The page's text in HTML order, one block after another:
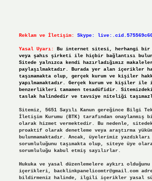
Reklam ve İletişim: Skype:
Yasal Uyarı:
Bu internet sitesi, herhangi bir
veya şahıs şirketi ile hiçbir bağlantısı
Sitede yalnızca kendi hazırladığımız
paylaşılmaktadır. Burada yer alan içerikler
taşımamakta olup, gerçek kurum ve kişiler
yapılmamaktadır. Gerçek kurum ve kişiler ile
benzerlikleri tamamen tesadüfidir.
taslak halindedir ve tavsiye niteliği
Sitemiz, 5651 Sayılı Kanun gereğince Bilgi
İletişim Kurumu (BTK) tarafından onaylanmış
olarak hizmet vermektedir. Bu nedenle,
proaktif olarak denetleme veya araştırma
bulunmamaktadır. Ancak, üyelerimiz
sorumluluğunu taşımakta olup, siteye üye
sorumluluğu kabul etmiş sayılırlar.
Hukuka ve yasal düzenlemelere aykırı olduğunu
içerikleri, backlinkpanelicomtr@gmail.com
bildirmeniz halinde, ilgili içerikler yasal